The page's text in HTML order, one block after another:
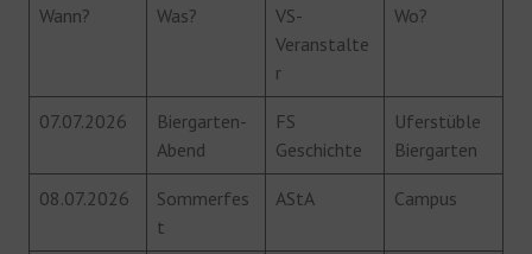
Wann? Was?
VS-
Veranstalte
r
Wo?
07.07.2026
Biergarten-
Abend
FS
Geschichte
Uferstüble
Biergarten
08.07.2026
Sommerfes
t
AStA Campus